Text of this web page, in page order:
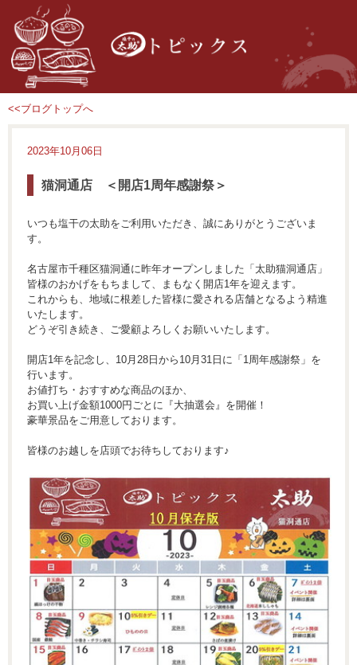
<<ブログトップへ
2023年10月06日
猫洞通店 ＜開店1周年感謝祭＞
いつも塩干の太助をご利用いただき、誠にありがとうございま
す。
名古屋市千種区猫洞通に昨年オープンしました「太助猫洞通店」
皆様のおかげをもちまして、まもなく開店1年を迎えます。
これからも、地域に根差した皆様に愛される店舗となるよう精進
いたします。
どうぞ引き続き、ご愛顧よろしくお願いいたします。
開店1年を記念し、10月28日から10月31日に「1周年感謝祭」を
行います。
お値打ち・おすすめな商品のほか、
お買い上げ金額1000円ごとに『大抽選会』を開催！
豪華景品をご用意しております。
皆様のお越しを店頭でお待ちしております♪